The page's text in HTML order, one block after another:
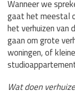
Wanneer we
gaat het meestal
het verhuizen van
gaan om grote
woningen, of
Wat doen